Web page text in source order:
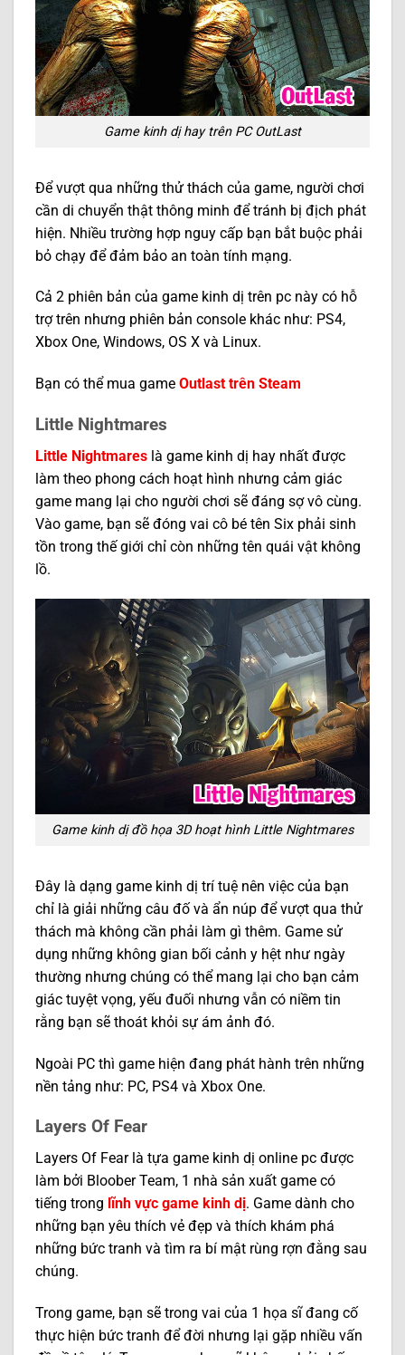
Game kinh dị hay trên PC OutLast
Để vượt qua những thử thách của game, người chơi
cần di chuyển thật thông minh để tránh bị địch phát
hiện. Nhiều trường hợp nguy cấp bạn bắt buộc phải
bỏ chạy để đảm bảo an toàn tính mạng.
Cả 2 phiên bản của game kinh dị trên pc này có hỗ
trợ trên nhưng phiên bản console khác như: PS4,
Xbox One, Windows, OS X và Linux.
Bạn có thể mua game Outlast trên Steam
Little Nightmares
Little Nightmares là game kinh dị hay nhất được
làm theo phong cách hoạt hình nhưng cảm giác
game mang lại cho người chơi sẽ đáng sợ vô cùng.
Vào game, bạn sẽ đóng vai cô bé tên Six phải sinh
tồn trong thế giới chỉ còn những tên quái vật không
lồ.
Game kinh dị đồ họa 3D hoạt hình Little Nightmares
Đây là dạng game kinh dị trí tuệ nên việc của bạn
chỉ là giải những câu đố và ẩn núp để vượt qua thử
thách mà không cần phải làm gì thêm. Game sử
dụng những không gian bối cảnh y hệt như ngày
thường nhưng chúng có thể mang lại cho bạn cảm
giác tuyệt vọng, yếu đuối nhưng vẫn có niềm tin
rằng bạn sẽ thoát khỏi sự ám ảnh đó.
Ngoài PC thì game hiện đang phát hành trên những
nền tảng như: PC, PS4 và Xbox One.
Layers Of Fear
Layers Of Fear là tựa game kinh dị online pc được
làm bởi Bloober Team, 1 nhà sản xuất game có
tiếng trong lĩnh vực game kinh dị. Game dành cho
những bạn yêu thích vẻ đẹp và thích khám phá
những bức tranh và tìm ra bí mật rùng rợn đằng sau
chúng.
Trong game, bạn sẽ trong vai của 1 họa sĩ đang cố
thực hiện bức tranh để đời nhưng lại gặp nhiều vấn